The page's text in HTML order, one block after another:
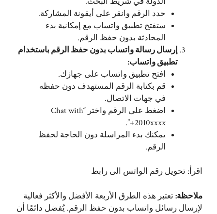
حدد الرقم وانقر على أيقونة المشاركة.
ستفتح تطبيق واتساب مع إمكانية بدء
المحادثة بدون حفظ الرقم.
إرسال رسالة واتساب بدون حفظ الرقم باستخدام
تطبيق واتساب:
افتح تطبيق واتساب على جهازك.
قم بكتابة الرقم المستهدف دون حفظه
في جهات الاتصال.
اضغط على الرقم واختر “Chat with
+2010xxxx”.
يمكنك بدء المراسلة دون الحاجة لحفظ
الرقم.
اقرأ: تحويل رقم الواتس الى رابط
ملاحظة:تعتبر هذه الطرق الأربعة الأفضل والأكثر فعالية
لإرسال رسائل واتساب بدون حفظ الرقم. يُفضل دائمًا أن